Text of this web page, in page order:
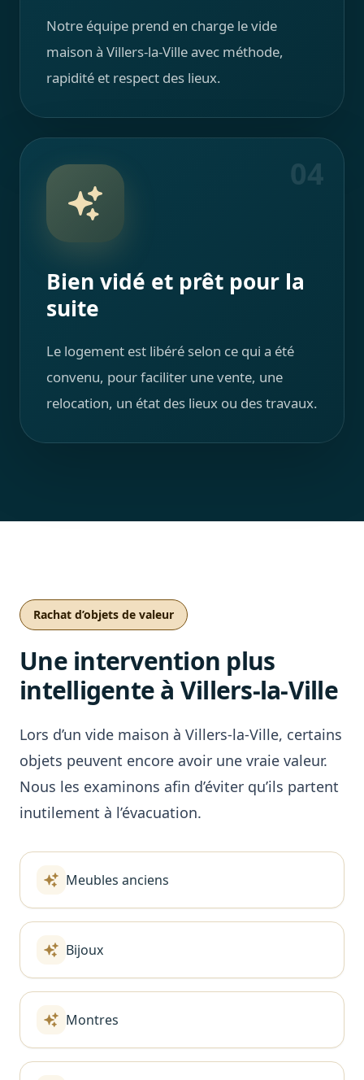
Notre équipe prend en charge le vide
maison à Villers-la-Ville avec méthode,
rapidité et respect des lieux.
04
Bien vidé et prêt pour la
suite
Le logement est libéré selon ce qui a été
convenu, pour faciliter une vente, une
relocation, un état des lieux ou des travaux.
Rachat d’objets de valeur
Une intervention plus
intelligente à Villers-la-Ville
Lors d’un vide maison à Villers-la-Ville, certains
objets peuvent encore avoir une vraie valeur.
Nous les examinons afin d’éviter qu’ils partent
inutilement à l’évacuation.
Meubles anciens
Bijoux
Montres